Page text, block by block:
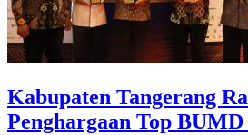
Kabupaten Tangerang
Penghargaan Top